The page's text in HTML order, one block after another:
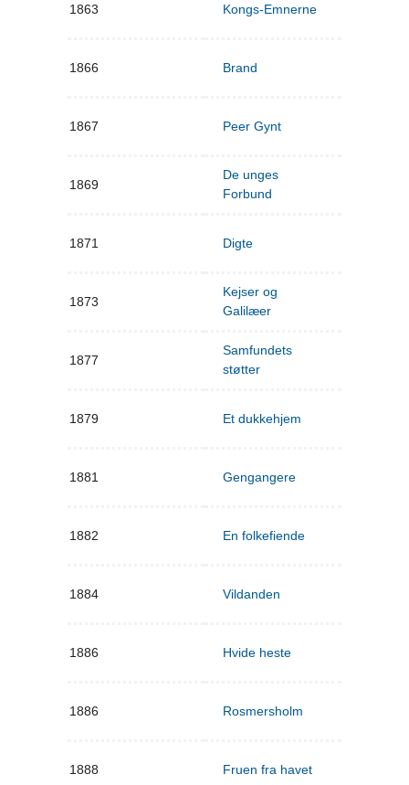
1863 Kongs-Emnerne
1866 Brand
1867 Peer Gynt
1869
De unges
Forbund
1871 Digte
1873
Kejser og
Galilæer
1877
Samfundets
støtter
1879 Et dukkehjem
1881 Gengangere
1882 En folkefiende
1884 Vildanden
1886 Hvide heste
1886 Rosmersholm
1888 Fruen fra havet